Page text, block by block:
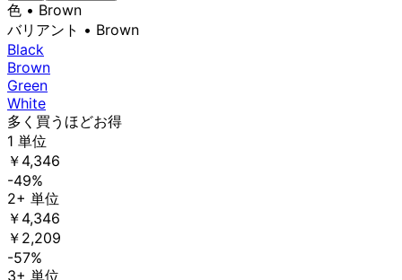
色 • Brown
バリアント • Brown
Black
Brown
Green
White
多く買うほどお得
1 単位
￥4,346
-49%
2+ 単位
￥4,346
￥2,209
-57%
3+ 単位